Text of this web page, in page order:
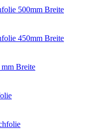
500mm Breite
450mm Breite
Breite